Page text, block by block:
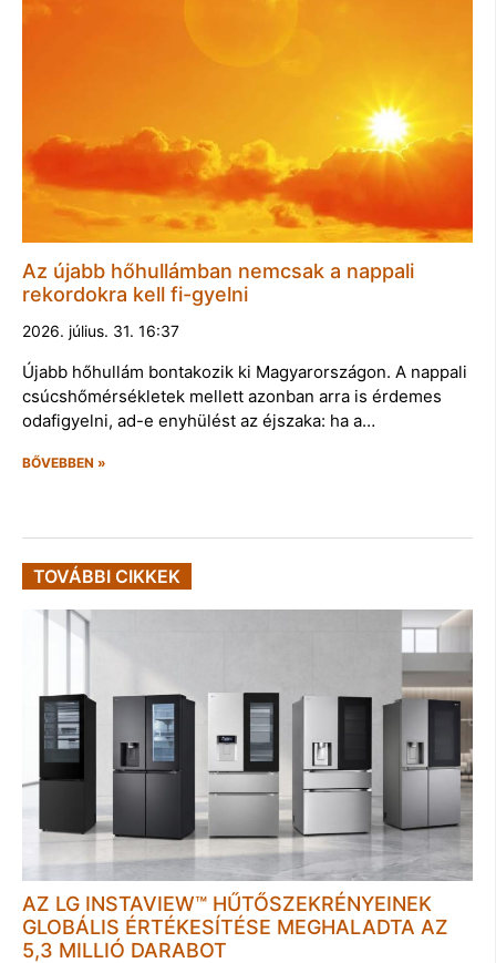
Az újabb hőhullámban nemcsak a nappali
rekordokra kell fi-gyelni
2026. július. 31. 16:37
Újabb hőhullám bontakozik ki Magyarországon. A nappali
csúcshőmérsékletek mellett azonban arra is érdemes
odafigyelni, ad-e enyhülést az éjszaka: ha a…
BŐVEBBEN »
TOVÁBBI CIKKEK
AZ LG INSTAVIEW™ HŰTŐSZEKRÉNYEINEK
GLOBÁLIS ÉRTÉKESÍTÉSE MEGHALADTA AZ
5,3 MILLIÓ DARABOT